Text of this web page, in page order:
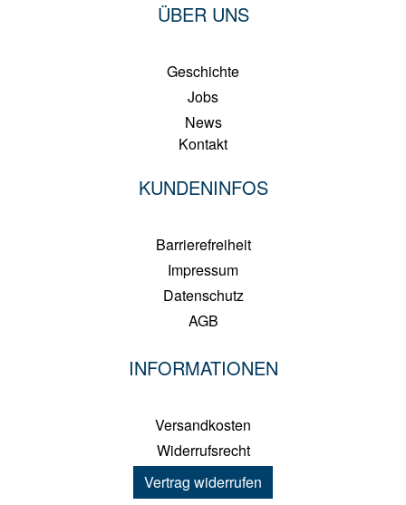
ÜBER UNS
Geschichte
Jobs
News
Kontakt
KUNDENINFOS
Barrierefreiheit
Impressum
Datenschutz
AGB
INFORMATIONEN
Versandkosten
Widerrufsrecht
Vertrag widerrufen